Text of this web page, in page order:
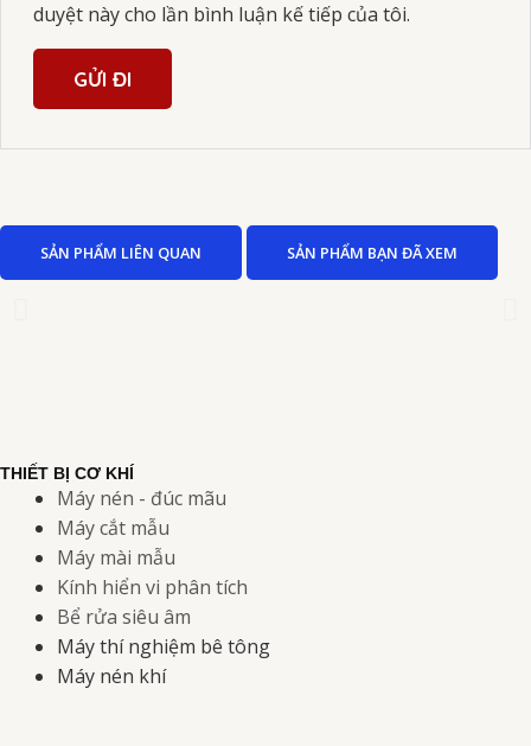
duyệt này cho lần bình luận kế tiếp của tôi.
SẢN PHẨM LIÊN QUAN SẢN PHẨM BẠN ĐÃ XEM
THIẾT BỊ CƠ KHÍ
Máy nén - đúc mãu
Máy cắt mẫu
Máy mài mẫu
Kính hiển vi phân tích
Bể rửa siêu âm
Máy thí nghiệm bê tông
Máy nén khí